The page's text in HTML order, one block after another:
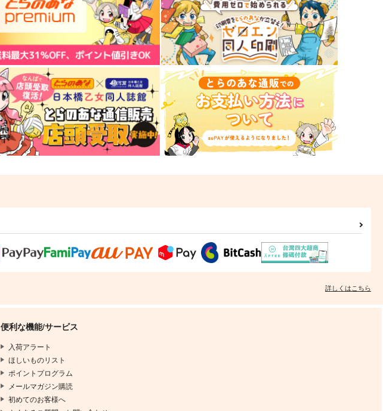
詳しくはこちら
便利な機能/サービス
入荷アラート
ほしいものリスト
ポイントプログラム
メールマガジン購読
初めてのお客様へ